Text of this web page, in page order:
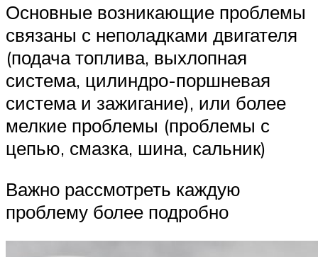
Основные возникающие проблемы
связаны с неполадками двигателя
(подача топлива, выхлопная
система, цилиндро-поршневая
система и зажигание), или более
мелкие проблемы (проблемы с
цепью, смазка, шина, сальник)
Важно рассмотреть каждую
проблему более подробно